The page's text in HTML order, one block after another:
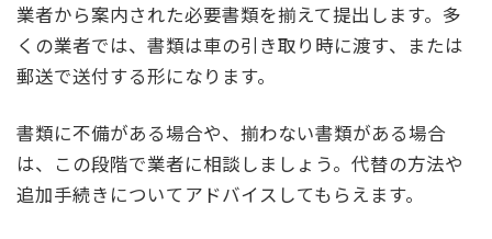
業者から案内された必要書類を揃えて提出します。多
くの業者では、書類は車の引き取り時に渡す、または
郵送で送付する形になります。
書類に不備がある場合や、揃わない書類がある場合
は、この段階で業者に相談しましょう。代替の方法や
追加手続きについてアドバイスしてもらえます。